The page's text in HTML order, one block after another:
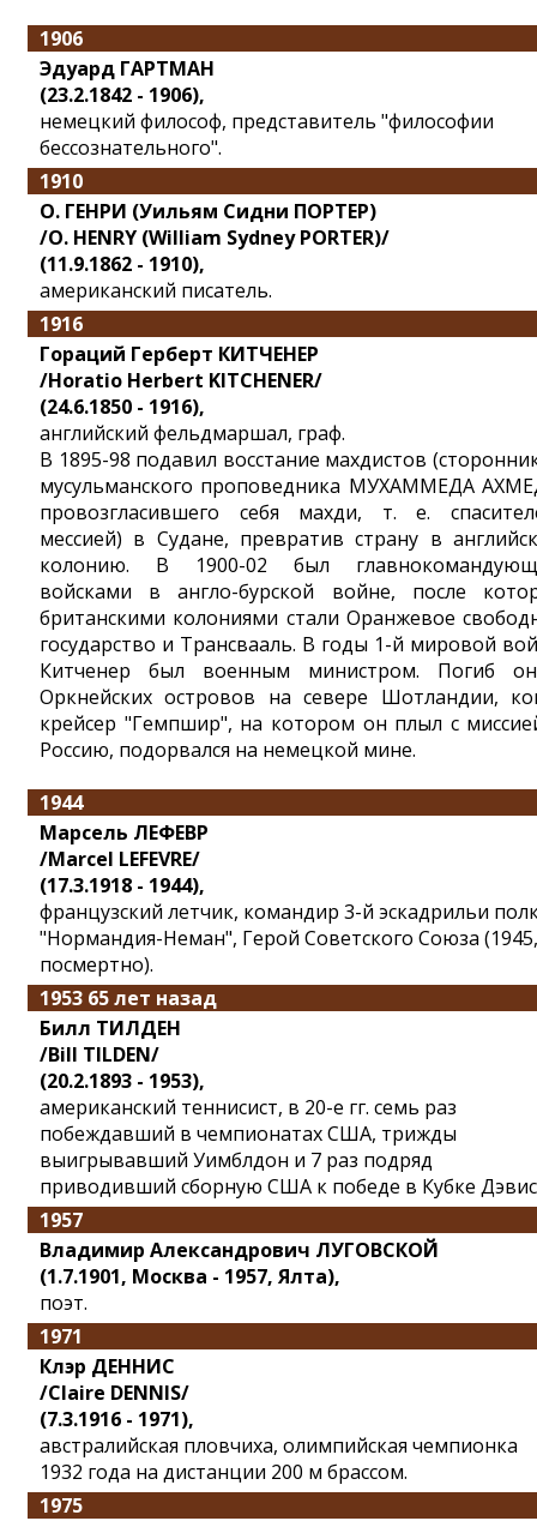
1906
Эдуард ГАРТМАН
(23.2.1842 - 1906),
немецкий философ, представитель "философии
бессознательного".
1910
О. ГЕНРИ (Уильям Сидни ПОРТЕР)
/O. HENRY (William Sydney PORTER)/
(11.9.1862 - 1910),
американский писатель.
1916
Гораций Герберт КИТЧЕНЕР
/Horatio Herbert KITCHENER/
(24.6.1850 - 1916),
английский фельдмаршал, граф.
В 1895-98 подавил восстание махдистов
мусульманского проповедника МУХАММЕДА
провозгласившего себя махди, т. е.
мессией) в Судане, превратив страну в
колонию. В 1900-02 был
войсками в англо-бурской войне, после
британскими колониями стали Оранжевое
государство и Трансвааль. В годы 1-й мировой
Китченер был военным министром. Погиб
Оркнейских островов на севере Шотландии,
крейсер "Гемпшир", на котором он плыл с
Россию, подорвался на немецкой мине.
1944
Марсель ЛЕФЕВР
/Marcel LEFEVRE/
(17.3.1918 - 1944),
французский летчик, командир 3-й эскадрильи
"Нормандия-Неман", Герой Советского Союза (1945,
посмертно).
1953 65 лет назад
Билл ТИЛДЕН
/Bill TILDEN/
(20.2.1893 - 1953),
американский теннисист, в 20-е гг. семь раз
побеждавший в чемпионатах США, трижды
выигрывавший Уимблдон и 7 раз подряд
приводивший сборную США к победе в Кубке
1957
Владимир Александрович ЛУГОВСКОЙ
(1.7.1901, Москва - 1957, Ялта),
поэт.
1971
Клэр ДЕННИС
/Claire DENNIS/
(7.3.1916 - 1971),
австралийская пловчиха, олимпийская чемпионка
1932 года на дистанции 200 м брассом.
1975